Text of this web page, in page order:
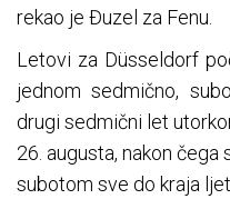
rekao je Đuzel za Fenu.
Letovi za Düsseldorf
jednom sedmično,
drugi sedmični let
26. augusta, nakon
subotom sve do kraja